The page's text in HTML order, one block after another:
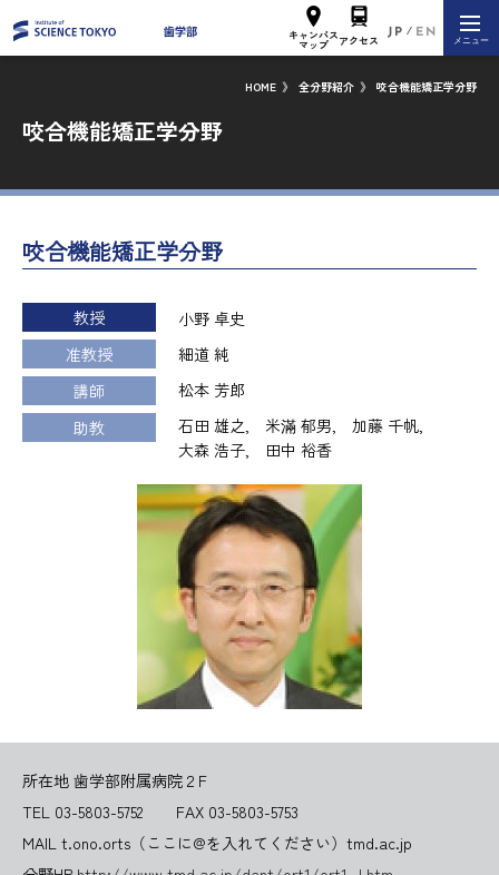
キャンパス
マップ アクセス
JP EN
メニュー
HOME 》 全分野紹介 》 咬合機能矯正学分野
咬合機能矯正学分野
咬合機能矯正学分野
教授
小野 卓史
准教授
細道 純
講師
松本 芳郎
助教
石田 雄之, 米滿 郁男, 加藤 千帆,
大森 浩子, 田中 裕香
所在地 歯学部附属病院２F
TEL 03-5803-5752
FAX 03-5803-5753
MAIL t.ono.orts（ここに@を入れてください）tmd.ac.jp